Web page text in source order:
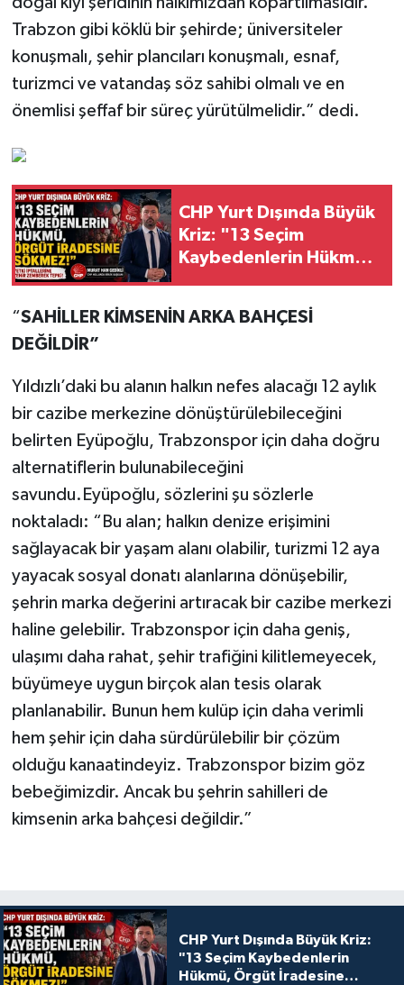
Trabzon gibi köklü bir şehirde; üniversiteler
konuşmalı, şehir plancıları konuşmalı, esnaf,
turizmci ve vatandaş söz sahibi olmalı ve en
önemlisi şeffaf bir süreç yürütülmelidir.” dedi.
CHP Yurt Dışında Büyük
Kriz: "13 Seçim
Kaybedenlerin Hükmü,
“SAHİLLER KİMSENİN ARKA BAHÇESİ
DEĞİLDİR”
Yıldızlı’daki bu alanın halkın nefes alacağı 12 aylık
bir cazibe merkezine dönüştürülebileceğini
belirten Eyüpoğlu, Trabzonspor için daha doğru
alternatiflerin bulunabileceğini
savundu.Eyüpoğlu, sözlerini şu sözlerle
noktaladı: “Bu alan; halkın denize erişimini
sağlayacak bir yaşam alanı olabilir, turizmi 12 aya
yayacak sosyal donatı alanlarına dönüşebilir,
şehrin marka değerini artıracak bir cazibe merkezi
haline gelebilir. Trabzonspor için daha geniş,
ulaşımı daha rahat, şehir trafiğini kilitlemeyecek,
büyümeye uygun birçok alan tesis olarak
planlanabilir. Bunun hem kulüp için daha verimli
hem şehir için daha sürdürülebilir bir çözüm
olduğu kanaatindeyiz. Trabzonspor bizim göz
bebeğimizdir. Ancak bu şehrin sahilleri de
kimsenin arka bahçesi değildir.”
CHP Yurt Dışında Büyük Kriz:
"13 Seçim Kaybedenlerin
Hükmü, Örgüt İradesine